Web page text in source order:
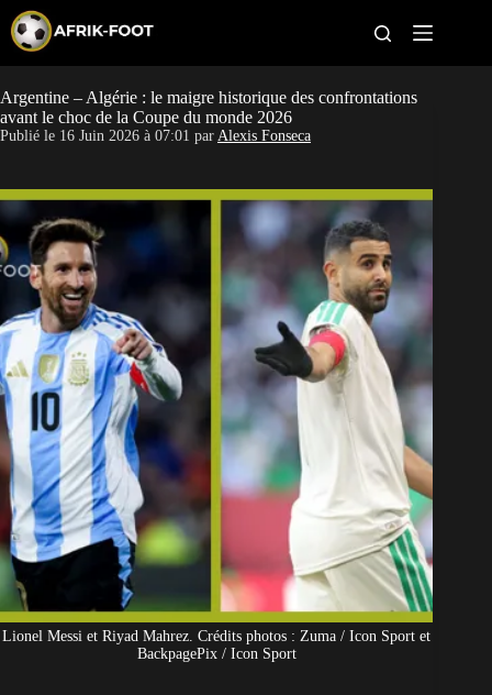
p
o
c
o
t
e
t
CAN féminine
Pays
Clubs
Classement
Paris sportifs
Argentine – Algérie : le maigre historique des confrontations
avant le choc de la Coupe du monde 2026
Publié le 16 Juin 2026 à 07:01 par Alexis Fonseca
Lionel Messi et Riyad Mahrez. Crédits photos : Zuma / Icon Sport et
BackpagePix / Icon Sport